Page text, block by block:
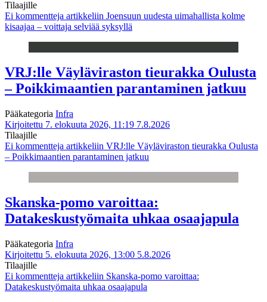
Tilaajille
Ei kommentteja artikkeliin Joensuun uudesta uimahallista kolme
kisaajaa – voittaja selviää syksyllä
VRJ:lle Väyläviraston tieurakka Oulusta
– Poikkimaantien parantaminen jatkuu
Pääkategoria Infra
Kirjoitettu 7. elokuuta 2026, 11:19 7.8.2026
Tilaajille
Ei kommentteja artikkeliin VRJ:lle Väyläviraston tieurakka Oulusta
– Poikkimaantien parantaminen jatkuu
Skanska-pomo varoittaa:
Datakeskustyömaita uhkaa osaajapula
Pääkategoria Infra
Kirjoitettu 5. elokuuta 2026, 13:00 5.8.2026
Tilaajille
Ei kommentteja artikkeliin Skanska-pomo varoittaa:
Datakeskustyömaita uhkaa osaajapula